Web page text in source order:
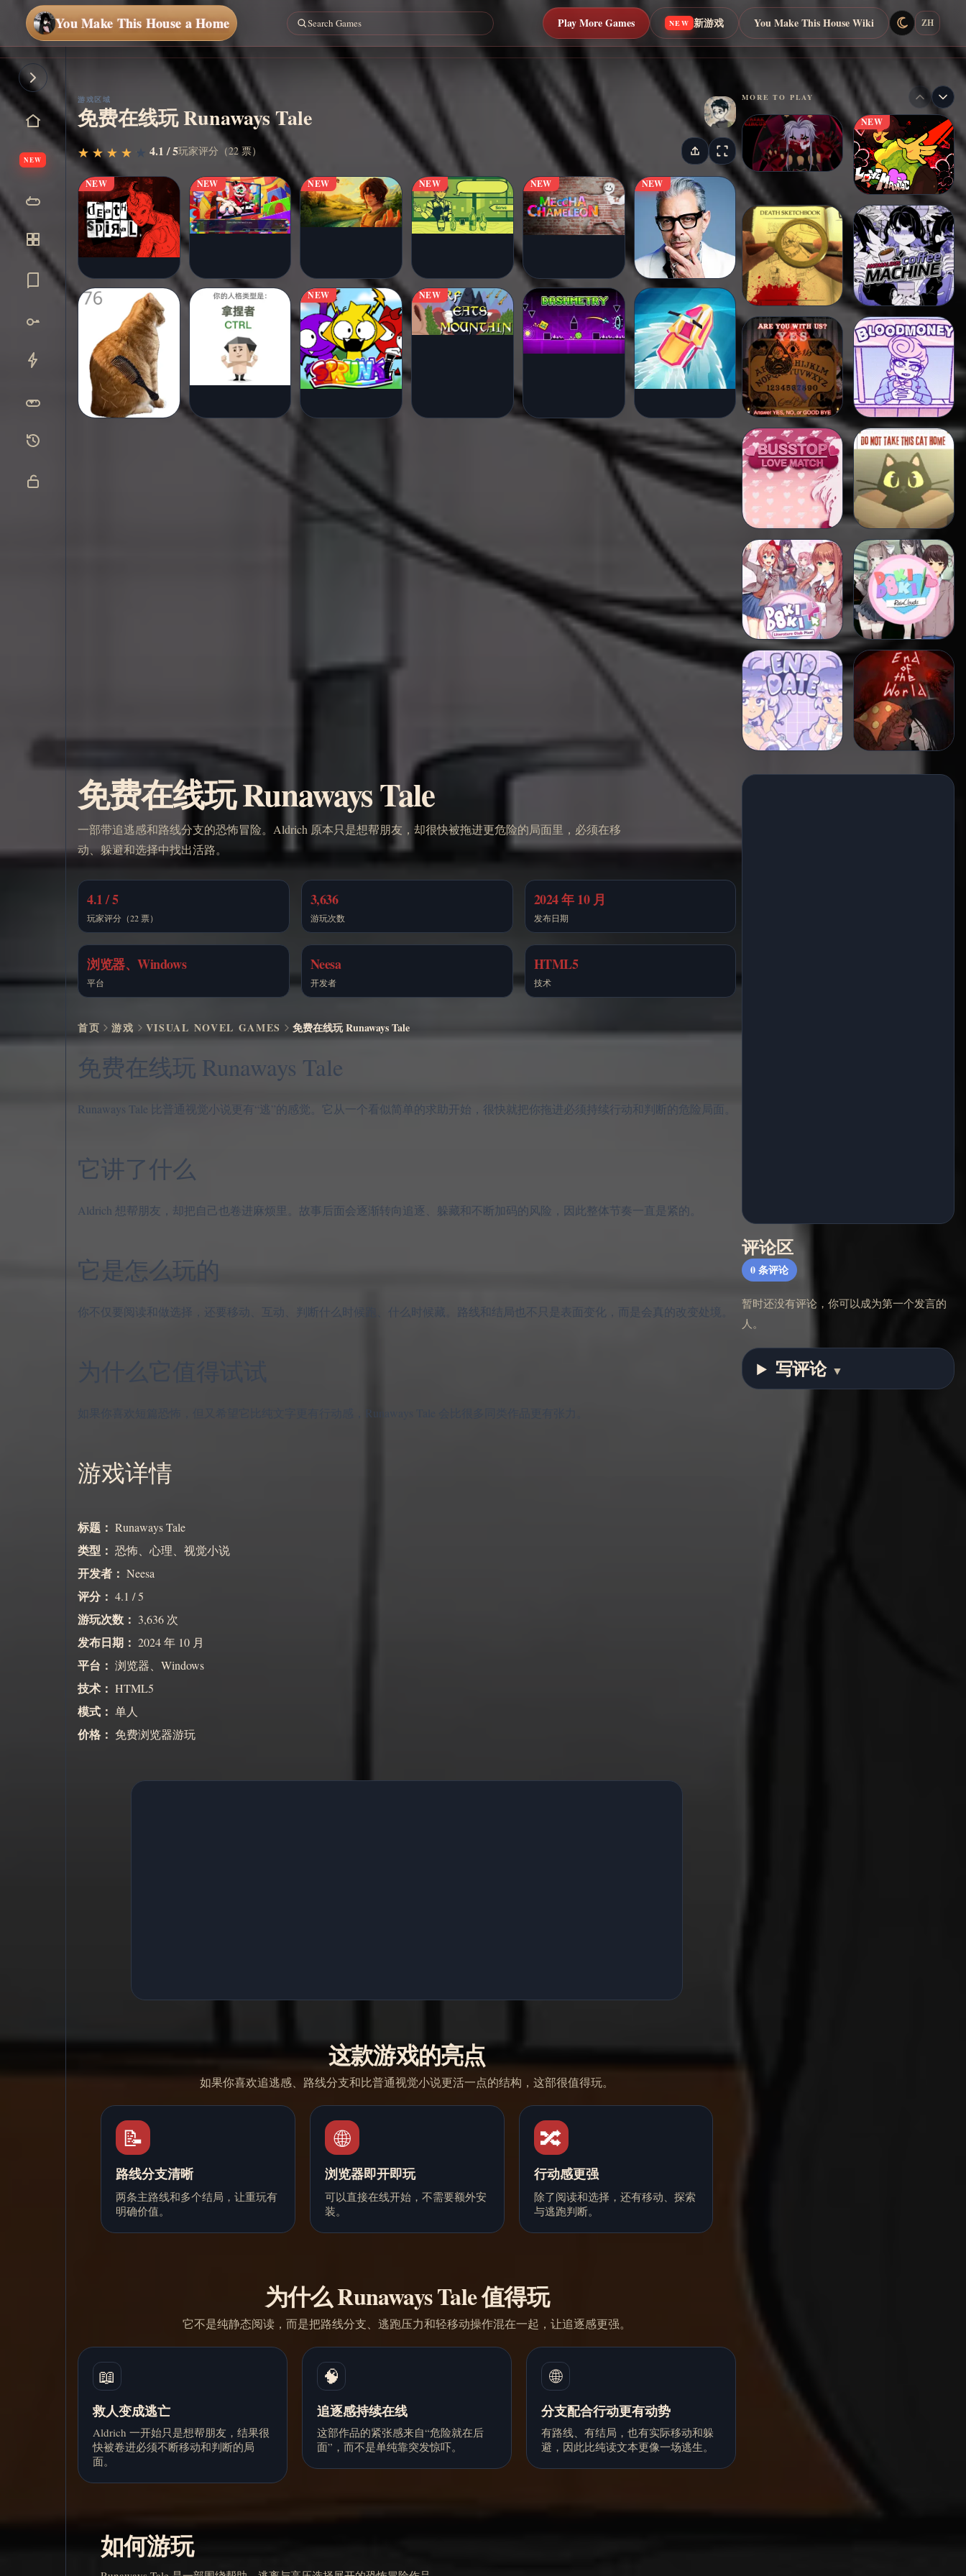
You Make This House a Home Play More Games NEW 新游戏 You Make This House Wiki ZH
NEW▶ 立即开
始
游戏区域
免费在线玩 Runaways Tale
★
★ ★
★ ★
★ ★
★ ★
★ 4.1 / 5玩家评分（22 票）
NEW NEW NEW NEW NEW NEW
NEW NEW
MORE TO PLAY
NEW
免费在线玩 Runaways Tale
一部带追逃感和路线分支的恐怖冒险。Aldrich 原本只是想帮朋友，却很快被拖进更危险的局面里，必须在移
动、躲避和选择中找出活路。
4.1 / 5
玩家评分（22 票）
3,636
游玩次数
2024 年 10 月
发布日期
浏览器、Windows
平台
Neesa
开发者
HTML5
技术
首页 游戏 VISUAL NOVEL GAMES 免费在线玩 Runaways Tale
免费在线玩 Runaways Tale
Runaways Tale 比普通视觉小说更有“逃”的感觉。它从一个看似简单的求助开始，很快就把你拖进必须持续行动和判断的危险局面。
它讲了什么
Aldrich 想帮朋友，却把自己也卷进麻烦里。故事后面会逐渐转向追逐、躲藏和不断加码的风险，因此整体节奏一直是紧的。
它是怎么玩的
你不仅要阅读和做选择，还要移动、互动、判断什么时候跑、什么时候藏。路线和结局也不只是表面变化，而是会真的改变处境。
为什么它值得试试
如果你喜欢短篇恐怖，但又希望它比纯文字更有行动感，Runaways Tale 会比很多同类作品更有张力。
游戏详情
标题： Runaways Tale
类型： 恐怖、心理、视觉小说
开发者： Neesa
评分： 4.1 / 5
游玩次数： 3,636 次
发布日期： 2024 年 10 月
平台： 浏览器、Windows
技术： HTML5
模式： 单人
价格： 免费浏览器游玩
这款游戏的亮点
如果你喜欢追逃感、路线分支和比普通视觉小说更活一点的结构，这部很值得玩。
📝
路线分支清晰
两条主路线和多个结局，让重玩有
明确价值。
🌐
浏览器即开即玩
可以直接在线开始，不需要额外安
装。
🔀
行动感更强
除了阅读和选择，还有移动、探索
与逃跑判断。
为什么 Runaways Tale 值得玩
它不是纯静态阅读，而是把路线分支、逃跑压力和轻移动操作混在一起，让追逐感更强。
📖
救人变成逃亡
Aldrich 一开始只是想帮朋友，结果很
快被卷进必须不断移动和判断的局
面。
🧠
追逐感持续在线
这部作品的紧张感来自“危险就在后
面”，而不是单纯靠突发惊吓。
🌐
分支配合行动更有动势
有路线、有结局，也有实际移动和躲
避，因此比纯读文本更像一场逃生。
如何游玩
评论区
0 条评论
暂时还没有评论，你可以成为第一个发言的
人。
写评论 ▼